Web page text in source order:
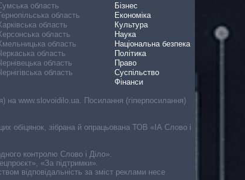
область
область
область
область
область
область
область
область
Бізнес
Економіка
Культура
Наука
Національна безпека
Політика
Право
Суспільство
Фінанси
на www.slovoidilo.ua. Посилання (гіперпосилання)
обіцянок, зібрана й опрацьована ТОВ «ІА Слово і
контролю Слово і Діло».
«За підтримки».
відповідальність за зміст реклами несе